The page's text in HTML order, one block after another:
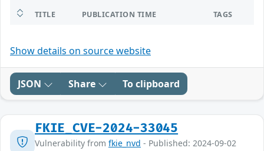
TITLE PUBLICATION TIME TAGS
Show details on source website
JSON Share To clipboard
FKIE_CVE-2024-33045
Vulnerability from fkie_nvd - Published: 2024-09-02